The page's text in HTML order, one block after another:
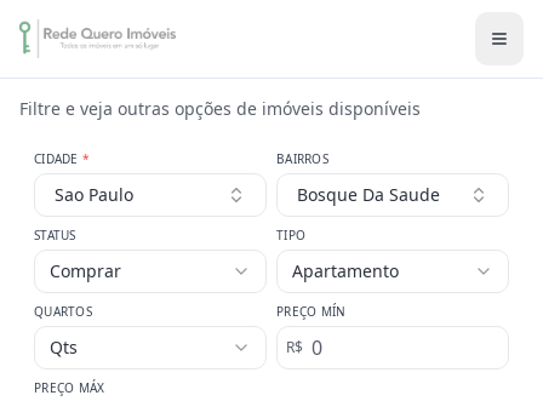
Filtre e veja outras opções de imóveis disponíveis
CIDADE *
Sao Paulo
BAIRROS
Bosque Da Saude
STATUS
Comprar
TIPO
Apartamento
QUARTOS
Qts
PREÇO MÍN
R$
PREÇO MÁX